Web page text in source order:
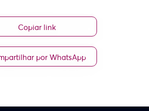
Copiar link
por WhatsApp